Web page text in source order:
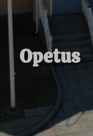
Opetus